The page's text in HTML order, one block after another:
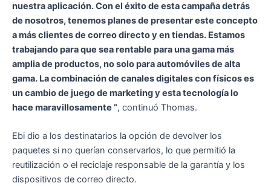
nuestra aplicación. Con el éxito de esta campaña detrás
de nosotros, tenemos planes de presentar este concepto
a más clientes de correo directo y en tiendas. Estamos
trabajando para que sea rentable para una gama más
amplia de productos, no solo para automóviles de alta
gama. La combinación de canales digitales con físicos es
un cambio de juego de marketing y esta tecnología lo
hace maravillosamente ”, continuó Thomas.
Ebi dio a los destinatarios la opción de devolver los
paquetes si no querían conservarlos, lo que permitió la
reutilización o el reciclaje responsable de la garantía y los
dispositivos de correo directo.